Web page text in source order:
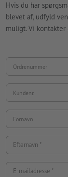
Hvis du har
blevet af, udfyld
muligt. Vi
Ordrenummer
Kundenr.
Fornavn
Efternavn
E-mailadresse